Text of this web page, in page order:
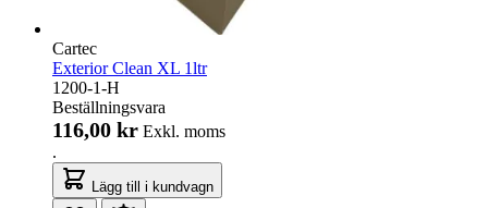
Cartec
Exterior Clean XL 1ltr
1200-1-H
Beställningsvara
116,00 kr Exkl. moms
.
Lägg till i kundvagn